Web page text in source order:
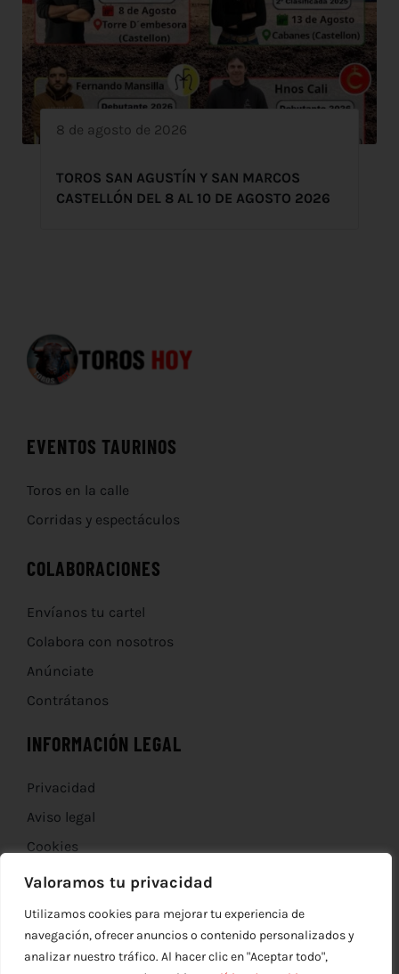
Valoramos tu privacidad
Utilizamos cookies para mejorar tu experiencia de
navegación, ofrecer anuncios o contenido personalizados y
analizar nuestro tráfico. Al hacer clic en "Aceptar todo",
8 de agosto de 2026
TOROS SAN AGUSTÍN Y SAN MARCOS
CASTELLÓN DEL 8 AL 10 DE AGOSTO 2026
EVENTOS TAURINOS
Toros en la calle
Corridas y espectáculos
COLABORACIONES
Envíanos tu cartel
Colabora con nosotros
Anúnciate
Contrátanos
INFORMACIÓN LEGAL
Privacidad
Aviso legal
Cookies
Devoluciones